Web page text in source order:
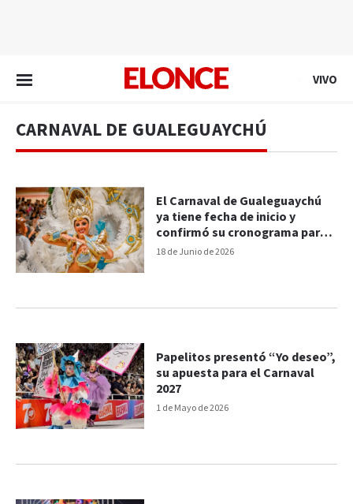
VIVO
CARNAVAL DE GUALEGUAYCHÚ
18 de Junio de 2026
El Carnaval de Gualeguaychú
ya tiene fecha de inicio y
confirmó su cronograma para
2027
1 de Mayo de 2026
Papelitos presentó “Yo deseo”,
su apuesta para el Carnaval
2027